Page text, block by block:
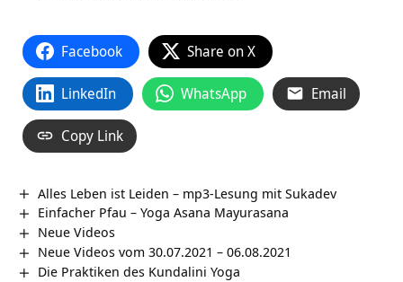
Facebook Share on X
LinkedIn WhatsApp Email
Copy Link
Alles Leben ist Leiden – mp3-Lesung mit Sukadev
Einfacher Pfau – Yoga Asana Mayurasana
Neue Videos
Neue Videos vom 30.07.2021 – 06.08.2021
Die Praktiken des Kundalini Yoga